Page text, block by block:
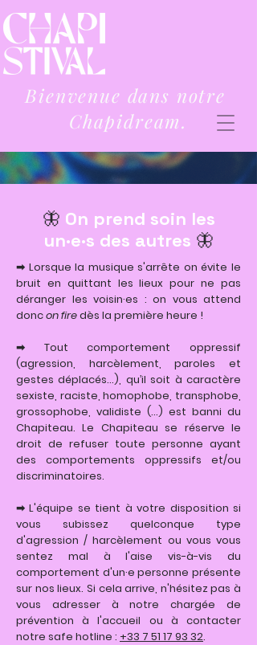
Bienvenue dans notre
Chapidream.
🦋 On prend soin les
un·e·s des autres 🦋
➡ Lorsque la musique s'arrête on évite le
bruit en quittant les lieux pour ne pas
déranger les voisin·es : on vous attend
doncon firedès la première heure !
➡ Tout comportement oppressif
(agression, harcèlement, paroles et
gestes déplacés…), qu’il soit à caractère
sexiste, raciste, homophobe, transphobe,
grossophobe, validiste (...) est banni du
Chapiteau. Le Chapiteau se réserve le
droit de refuser toute personne ayant
des comportements oppressifs et/ou
discriminatoires.
➡ L'équipe se tient à votre disposition si
vous subissez quelconque type
d'agression / harcèlement ou vous vous
sentez mal à l'aise vis-à-vis du
comportement d'un·e personne présente
sur nos lieux. Si cela arrive, n'hésitez pas à
vous adresser à notre chargée de
prévention à l'accueil ou à contacter
notre safe hotline : +33 7 51 17 93 32.